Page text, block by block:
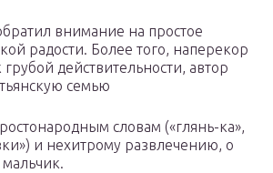
внимание на простое
радости. Более того, наперекор
действительности, автор
семью
словам («глянь-ка»,
и нехитрому развлечению, о